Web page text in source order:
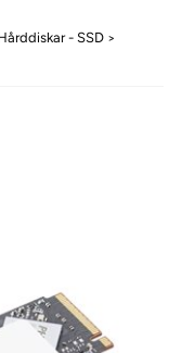
- SSD >